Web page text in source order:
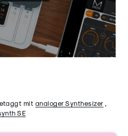
mit analoger Synthesizer,
SE